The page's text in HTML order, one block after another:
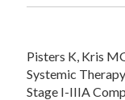
Pisters K, Kris
Systemic
Stage I-IIIA